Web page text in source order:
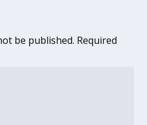
be published. Required